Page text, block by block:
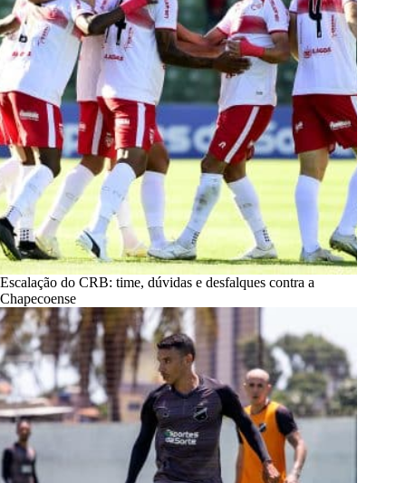
Escalação do CRB: time, dúvidas e desfalques contra a
Chapecoense